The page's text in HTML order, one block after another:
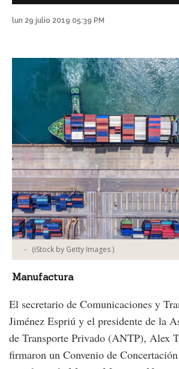
lun 29 julio 2019 05:39 PM
- (iStock by Getty Images )
Manufactura
El secretario de Comunicaciones y
Jiménez Espriú y el presidente de la
de Transporte Privado (ANTP), Alex
firmaron un Convenio de